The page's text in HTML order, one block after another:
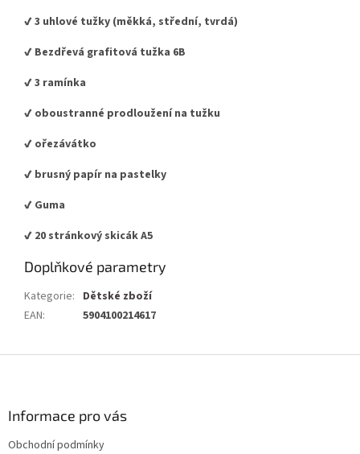
✔️ 3 uhlové tužky (měkká, střední, tvrdá)
✔️ Bezdřevá grafitová tužka 6B
✔️ 3 ramínka
✔️ oboustranné prodloužení na tužku
✔️ ořezávátko
✔️ brusný papír na pastelky
✔️ Guma
✔️ 20 stránkový skicák A5
Doplňkové parametry
Kategorie: Dětské zboží
EAN: 5904100214617
Informace pro vás
Obchodní podmínky